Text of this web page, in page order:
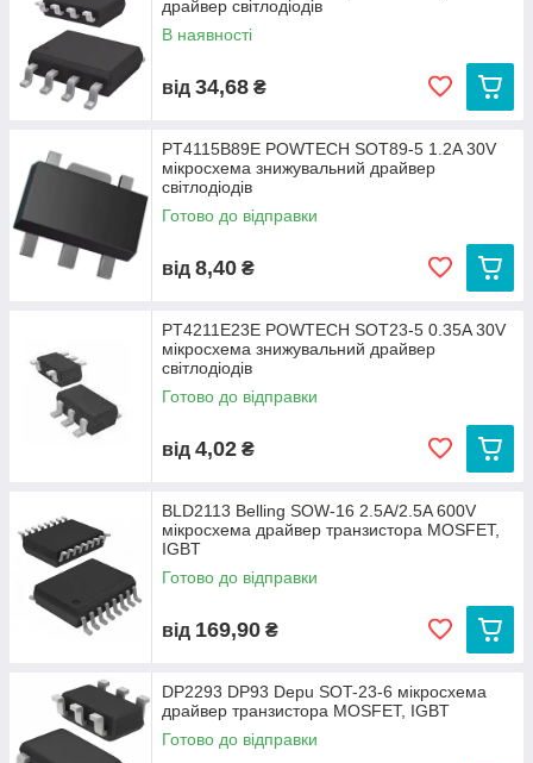
драйвер світлодіодів
В наявності
від 34,68 ₴
PT4115B89E POWTECH SOT89-5 1.2A 30V
мікросхема знижувальний драйвер
світлодіодів
Готово до відправки
від 8,40 ₴
PT4211E23E POWTECH SOT23-5 0.35A 30V
мікросхема знижувальний драйвер
світлодіодів
Готово до відправки
від 4,02 ₴
BLD2113 Belling SOW-16 2.5A/2.5A 600V
мікросхема драйвер транзистора MOSFET,
IGBT
Готово до відправки
від 169,90 ₴
DP2293 DP93 Depu SOT-23-6 мікросхема
драйвер транзистора MOSFET, IGBT
Готово до відправки